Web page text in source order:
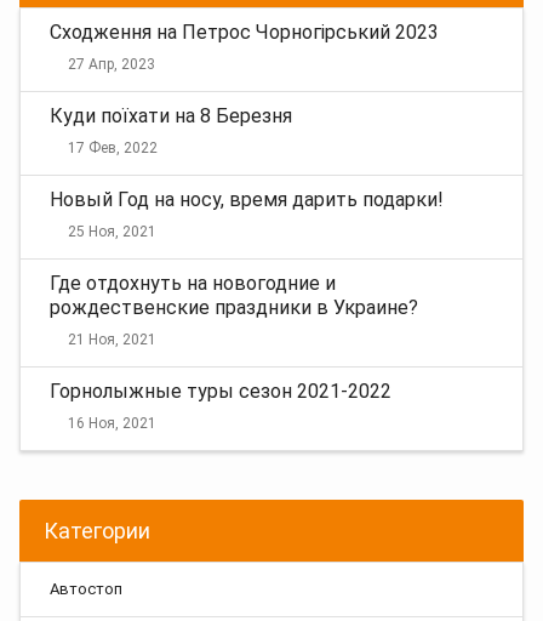
Сходження на Петрос Чорногірський 2023
27 Апр, 2023
Куди поїхати на 8 Березня
17 Фев, 2022
Новый Год на носу, время дарить подарки!
25 Ноя, 2021
Где отдохнуть на новогодние и
рождественские праздники в Украине?
21 Ноя, 2021
Горнолыжные туры сезон 2021-2022
16 Ноя, 2021
Категории
Автостоп